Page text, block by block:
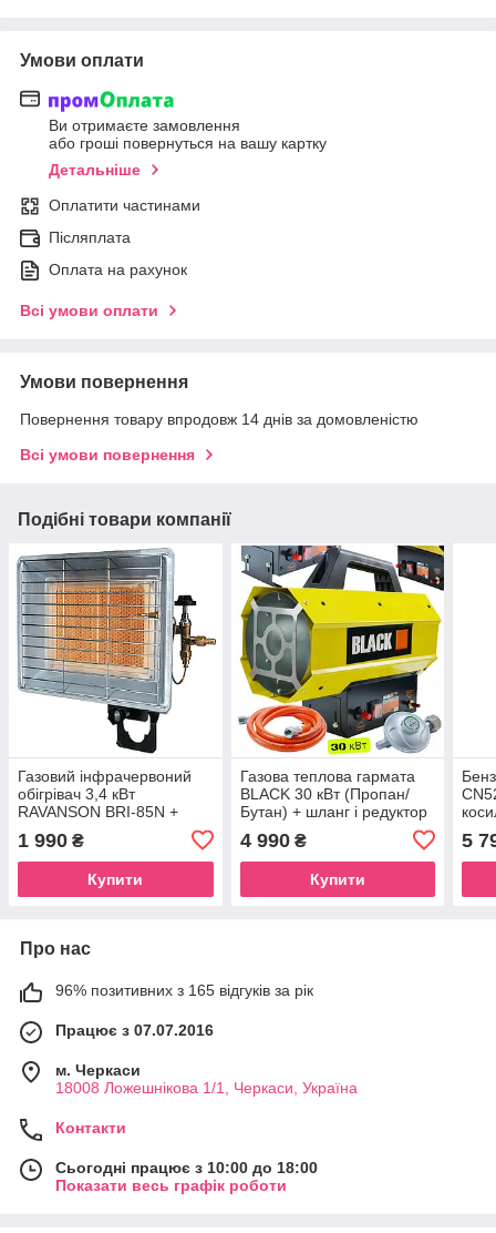
Умови оплати
Ви отримаєте замовлення
або гроші повернуться на вашу картку
Детальніше
Оплатити частинами
Післяплата
Оплата на рахунок
Всі умови оплати
Умови повернення
Повернення товару впродовж 14 днів за домовленістю
Всі умови повернення
Подібні товари компанії
Газовий інфрачервоний
обігрівач 3,4 кВт
RAVANSON BRI-85N +
газовий редуктор Bradas
37 мбар
1 990 ₴
Купити
Газова теплова гармата
BLACK 30 кВт (Пропан/
Бутан) + шланг і редуктор
4 990₴
Купити
5
Про нас
96% позитивних з 165 відгуків за рік
Працює з 07.07.2016
м. Черкаси
18008 Ложешнікова 1/1, Черкаси, Україна
Контакти
Сьогодні працює з 10:00 до 18:00
Показати весь графік роботи